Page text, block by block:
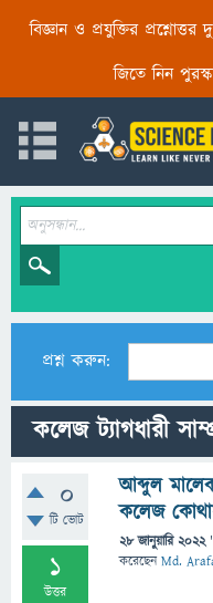
বিজ্ঞান ও প্রযুক্তির
জিতে নিন
প্রশ্ন করুন:
কলেজ ট্যাগধারী
0
টি ভোট
1
উত্তর
আব্দুল
কলেজ
28 জানুয়ারি 2022
করেছেনMd.